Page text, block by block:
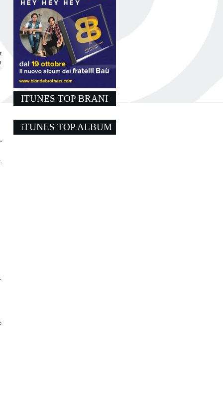
ITUNES TOP BRANI
iTUNES TOP ALBUM